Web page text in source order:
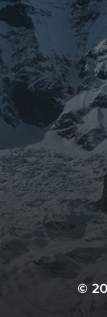
RECENT
Keine
Keine Archive
Keine
©